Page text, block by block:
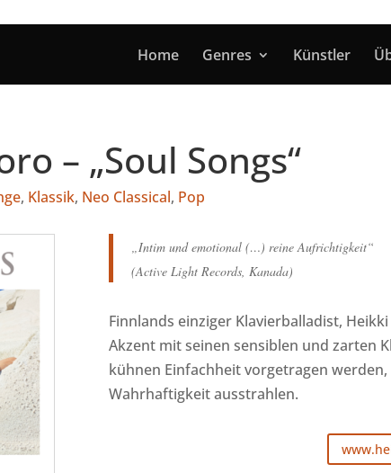
Home Genres Künstler
– „Soul Songs“
, Klassik, Neo Classical, Pop
„Intim und emotional (…) reine Aufrichtigkeit“
(Active Light Records, Kanada)
Finnlands einziger Klavierballadist,
Akzent mit seinen sensiblen und zarten
kühnen Einfachheit vorgetragen
Wahrhaftigkeit ausstrahlen.